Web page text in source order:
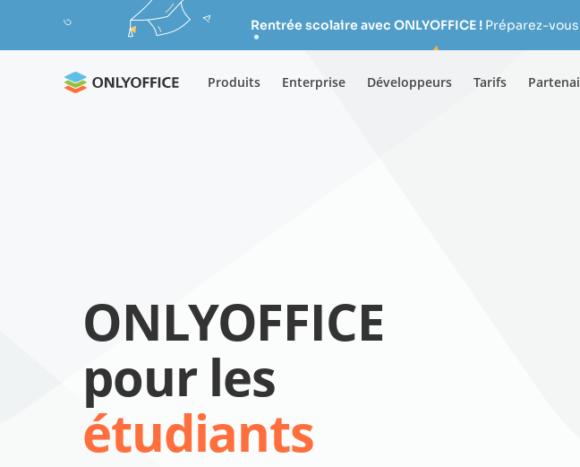
Rentrée scolaire avec ONLYOFFICE !Préparez-vous
Produits Enterprise Développeurs Tarifs
ONLYOFFICE
pour les
étudiants